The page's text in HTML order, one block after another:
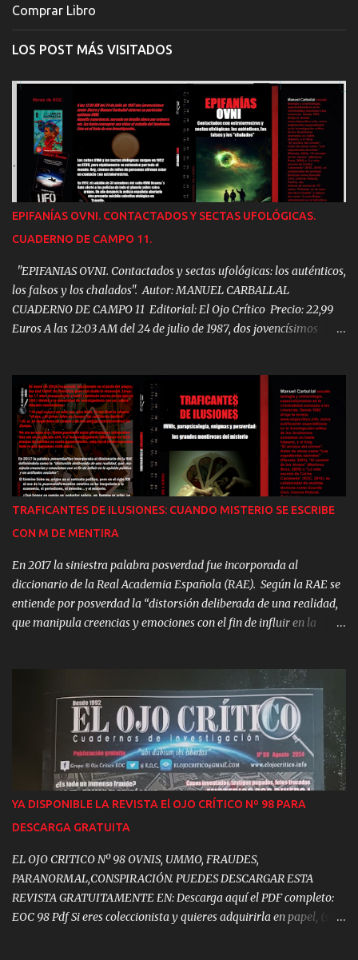
Comprar Libro
LOS POST MÁS VISITADOS
EPIFANÍAS OVNI. CONTACTADOS Y SECTAS UFOLÓGICAS.
CUADERNO DE CAMPO 11.
"EPIFANIAS OVNI. Contactados y sectas ufológicas: los auténticos,
los falsos y los chalados". Autor: MANUEL CARBALLAL
CUADERNO DE CAMPO 11 Editorial: El Ojo Crítico Precio: 22,99
Euros A las 12:03 AM del 24 de julio de 1987, dos jovencísimos
vez les haría consagrar sus vidas al estudio del fenómeno. Este es
el fruto de aquella investigación. Los cultos OVNI y las sectas
ufológicas surgen en 1952 en EEUU, pero rápidamente se extienden
por todo el mundo. Hoy, cientos de miles de personas afirman
estar en contacto con extraterrestres. En 1991 el suicidio de 31
miembros del culto OVNI Heaven’s Gate alertó a las policías de
todo el planeta sobre estos grupos. Un año después la policía
Tenerife. Pero, tras las sectas ufológicas, se ocultan cosas todavía
más siniestra...
TRAFICANTES DE ILUSIONES: CUANDO MISTERIO SE ESCRIBE
CON M DE MENTIRA
En 2017 la siniestra palabra posverdad fue incorporada al
diccionario de la Real Academia Española (RAE). Según la RAE se
entiende por posverdad la “distorsión deliberada de una realidad,
que manipula creencias y emociones con el fin de influir en la
mentira emotiva se ha traspolado a la economía, el periodismo, el
comercio, el derecho… y el misterio. Cualquier ámbito en que “la
distorsión deliberada de la realidad, en la que unos hechos
objetivos tienen menos influencia que las apelaciones a las
emociones y a las creencias personales” resulte rentable. Que
vivimos rodeados de mentiras no es ningún secreto. De las
preferentes a Milli Vanilli, pasando por el “Hombre de “Piltdown”,
Andalucía, las fake news, etc. Nos hemos acostumbrado a vivir en
la mentira. En los últ...
YA DISPONIBLE LA REVISTA El OJO CRÍTICO Nº 98 PARA
DESCARGA GRATUITA
EL OJO CRITICO Nº 98 OVNIS, UMMO, FRAUDES,
PARANORMAL,CONSPIRACIÓN. PUEDES DESCARGAR ESTA
REVISTA GRATUITAMENTE EN: Descarga aquí el PDF completo:
EOC 98 Pdf Si eres coleccionista y quieres adquirirla en papel, (son